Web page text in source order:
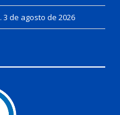
3 de agosto de 2026